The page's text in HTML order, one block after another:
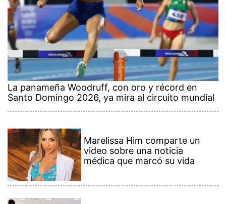
La panameña Woodruff, con oro y récord en
Santo Domingo 2026, ya mira al circuito mundial
Marelissa Him comparte un
video sobre una noticia
médica que marcó su vida